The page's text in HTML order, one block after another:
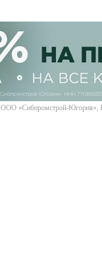
ООО «Сибпромстрой-Югория»,